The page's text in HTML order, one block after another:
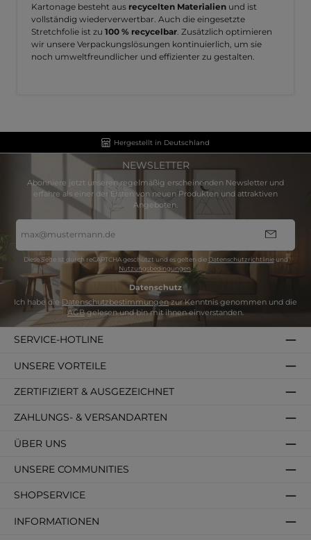
Kartonage besteht aus recycelten Materialien und ist
vollständig wiederverwertbar. Auch die eingesetzte
Stretchfolie ist zu 100 % recycelbar . Zusätzlich optimieren
wir unsere Verpackungslösungen kontinuierlich, um sie
noch umweltfreundlicher und effizienter zu gestalten.
Hergestellt in Deutschland
NEWSLETTER
Abonniere jetzt unseren regelmäßig erscheinenden Newsletter und
erfahre als einer der Ersten von neuen Produkten und attraktiven
Angeboten.
Mail-
Adresse
Diese Seite ist durch reCAPTCHA geschützt und es gelten die Datenschutzrichtlinieund
Nutzungsbedingungen.
Datenschutz
Ich habe die Datenschutzbestimmungenzur Kenntnis genommen und die
AGBgelesen und bin mit ihnen einverstanden.
SERVICE-HOTLINE
SHOPSERVICE
INFORMATIONEN
ZAHLUNGS- & VERSANDARTEN
ÜBER UNS
ZERTIFIZIERT & AUSGEZEICHNET
UNSERE VORTEILE
UNSERE COMMUNITIES